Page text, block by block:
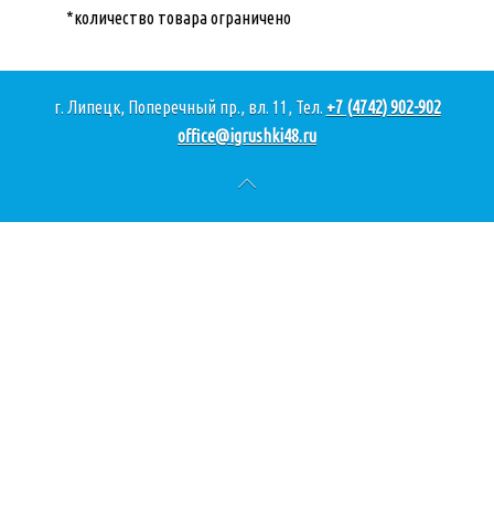
*количество товара ограничено
г. Липецк, Поперечный пр., вл. 11, Тел. +7 (4742) 902-902
office@igrushki48.ru